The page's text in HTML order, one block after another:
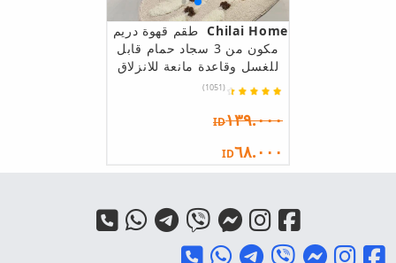
Chilai Home طقم قهوة دريم
مكون من 3 سجاد حمام قابل
للغسل وقاعدة مانعة للانزلاق
(1051)
ID١٣٩.٠٠٠
ID٦٨.٠٠٠